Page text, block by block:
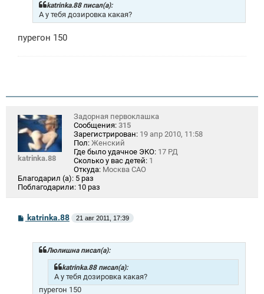
е
katrinka.88 писал(а):
А у тебя дозировка какая?
пурегон 150
katrinka.88
Задорная первоклашка
Сообщения: 315
Зарегистрирован: 19 апр 2010, 11:58
Пол: Женский
Где было удачное ЭКО: 17 РД
Сколько у вас детей: 1
Откуда: Москва САО
Благодарил (а): 5 раз
Поблагодарили: 10 раз
Сkatrinka.88 21 авг 2011, 17:39
Люлишна писал(а):
katrinka.88 писал(а):
А у тебя дозировка какая?
пурегон 150